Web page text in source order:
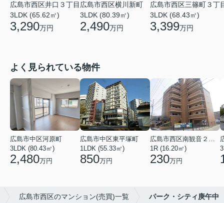
広島市西区井口３丁目
3LDK (65.62㎡)
3,290万円
広島市西区横川新町
3LDK (80.39㎡)
2,490万円
広島市西区三篠町３丁
3LDK (68.43㎡)
3,399万円
よく見られている物件
広島市中区河原町
3LDK (80.43㎡)
2,480万円
広島市中区東平塚町
1LDK (55.33㎡)
850万円
広島市西区南観音２丁目
1R (16.20㎡)
230万円
広島市西区のマンション(売買)一覧 パーク・シティ庚午中